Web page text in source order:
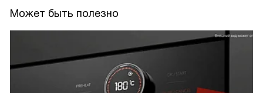
Может быть полезно